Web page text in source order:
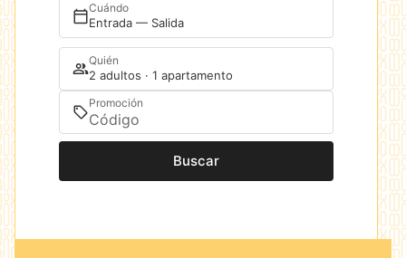
Cuándo
Entrada — Salida
Quién
2 adultos · 1 apartamento
Promoción
Buscar